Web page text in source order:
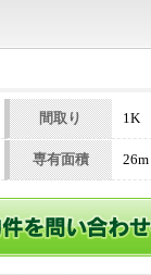
間取り 1K
専有面積 26m